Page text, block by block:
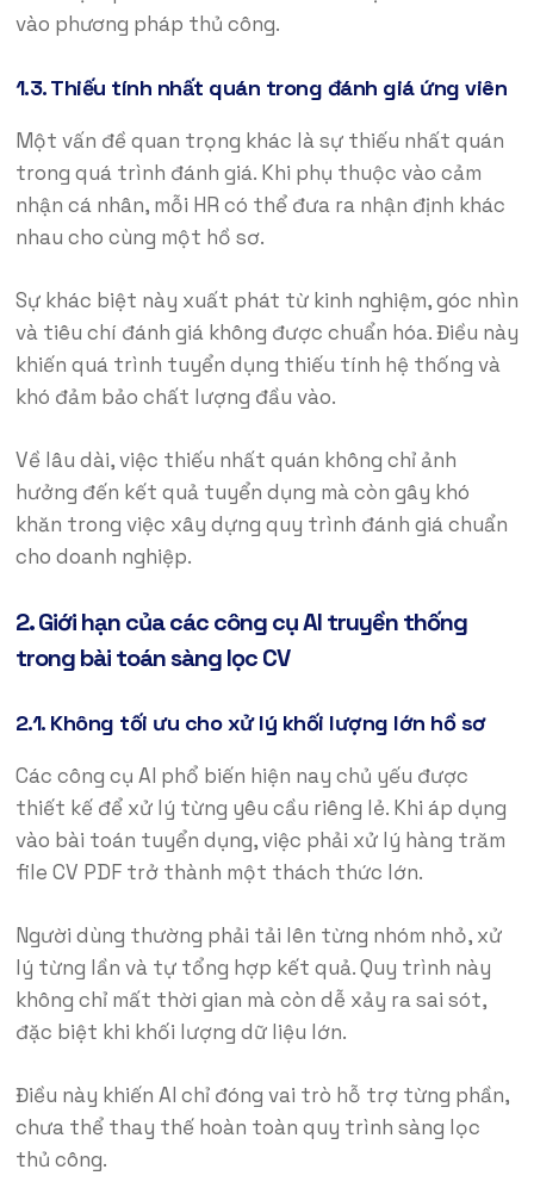
vào phương pháp thủ công.
1.3. Thiếu tính nhất quán trong đánh giá ứng viên
Một vấn đề quan trọng khác là sự thiếu nhất quán
trong quá trình đánh giá. Khi phụ thuộc vào cảm
nhận cá nhân, mỗi HR có thể đưa ra nhận định khác
nhau cho cùng một hồ sơ.
Sự khác biệt này xuất phát từ kinh nghiệm, góc nhìn
và tiêu chí đánh giá không được chuẩn hóa. Điều này
khiến quá trình tuyển dụng thiếu tính hệ thống và
khó đảm bảo chất lượng đầu vào.
Về lâu dài, việc thiếu nhất quán không chỉ ảnh
hưởng đến kết quả tuyển dụng mà còn gây khó
khăn trong việc xây dựng quy trình đánh giá chuẩn
cho doanh nghiệp.
2. Giới hạn của các công cụ AI truyền thống
trong bài toán sàng lọc CV
2.1. Không tối ưu cho xử lý khối lượng lớn hồ sơ
Các công cụ AI phổ biến hiện nay chủ yếu được
thiết kế để xử lý từng yêu cầu riêng lẻ. Khi áp dụng
vào bài toán tuyển dụng, việc phải xử lý hàng trăm
file CV PDF trở thành một thách thức lớn.
Người dùng thường phải tải lên từng nhóm nhỏ, xử
lý từng lần và tự tổng hợp kết quả. Quy trình này
không chỉ mất thời gian mà còn dễ xảy ra sai sót,
đặc biệt khi khối lượng dữ liệu lớn.
Điều này khiến AI chỉ đóng vai trò hỗ trợ từng phần,
chưa thể thay thế hoàn toàn quy trình sàng lọc
thủ công.